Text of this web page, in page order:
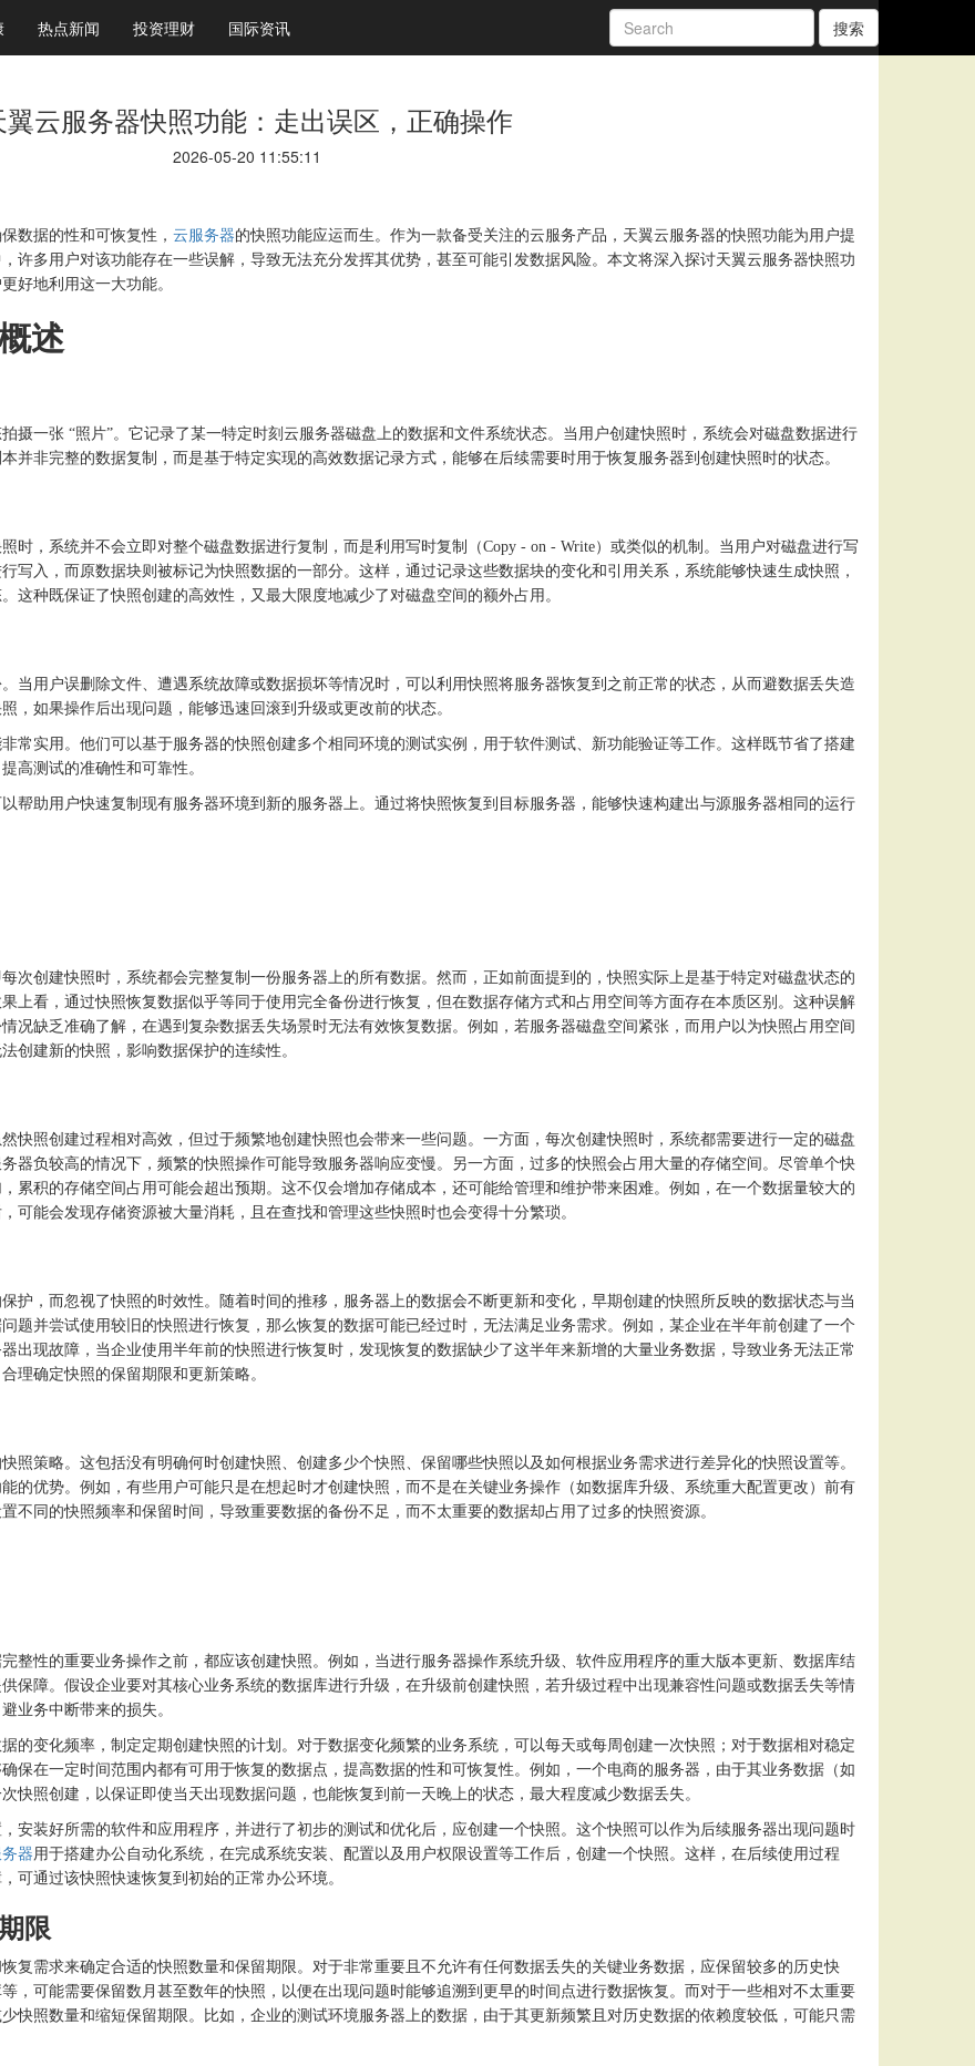
热点新闻 投资理财 国际资讯 搜索
翼云服务器快照功能：走出误区，正确操作
2026-05-20 11:55:11
数据的性和可恢复性， 云服务器的快照功能应运而生。作为一款备受关注的云服务产品，天翼云服务器的快照功能为用户提
许多用户对该功能存在一些误解，导致无法充分发挥其优势，甚至可能引发数据风险。本文将深入探讨天翼云服务器快照功
好地利用这一大功能。
述
摄一张 “照片”。它记录了某一特定时刻云服务器磁盘上的数据和文件系统状态。当用户创建快照时，系统会对磁盘数据进行
并非完整的数据复制，而是基于特定实现的高效数据记录方式，能够在后续需要时用于恢复服务器到创建快照时的状态。
时，系统并不会立即对整个磁盘数据进行复制，而是利用写时复制（Copy - on - Write）或类似的机制。当用户对磁盘进行写
写入，而原数据块则被标记为快照数据的一部分。这样，通过记录这些数据块的变化和引用关系，系统能够快速生成快照，
这种既保证了快照创建的高效性，又最大限度地减少了对磁盘空间的额外占用。
当用户误删除文件、遭遇系统故障或数据损坏等情况时，可以利用快照将服务器恢复到之前正常的状态，从而避数据丢失造
，如果操作后出现问题，能够迅速回滚到升级或更改前的状态。
常实用。他们可以基于服务器的快照创建多个相同环境的测试实例，用于软件测试、新功能验证等工作。这样既节省了搭建
高测试的准确性和可靠性。
帮助用户快速复制现有服务器环境到新的服务器上。通过将快照恢复到目标服务器，能够快速构建出与源服务器相同的运行
次创建快照时，系统都会完整复制一份服务器上的所有数据。然而，正如前面提到的，快照实际上是基于特定对磁盘状态的
上看，通过快照恢复数据似乎等同于使用完全备份进行恢复，但在数据存储方式和占用空间等方面存在本质区别。这种误解
况缺乏准确了解，在遇到复杂数据丢失场景时无法有效恢复数据。例如，若服务器磁盘空间紧张，而用户以为快照占用空间
创建新的快照，影响数据保护的连续性。
快照创建过程相对高效，但过于频繁地创建快照也会带来一些问题。一方面，每次创建快照时，系统都需要进行一定的磁盘
器负较高的情况下，频繁的快照操作可能导致服务器响应变慢。另一方面，过多的快照会占用大量的存储空间。尽管单个快
累积的存储空间占用可能会超出预期。这不仅会增加存储成本，还可能给管理和维护带来困难。例如，在一个数据量较大的
可能会发现存储资源被大量消耗，且在查找和管理这些快照时也会变得十分繁琐。
护，而忽视了快照的时效性。随着时间的推移，服务器上的数据会不断更新和变化，早期创建的快照所反映的数据状态与当
题并尝试使用较旧的快照进行恢复，那么恢复的数据可能已经过时，无法满足业务需求。例如，某企业在半年前创建了一个
出现故障，当企业使用半年前的快照进行恢复时，发现恢复的数据缺少了这半年来新增的大量业务数据，导致业务无法正常
理确定快照的保留期限和更新策略。
照策略。这包括没有明确何时创建快照、创建多少个快照、保留哪些快照以及如何根据业务需求进行差异化的快照设置等。
的优势。例如，有些用户可能只是在想起时才创建快照，而不是在关键业务操作（如数据库升级、系统重大配置更改）前有
不同的快照频率和保留时间，导致重要数据的备份不足，而不太重要的数据却占用了过多的快照资源。
整性的重要业务操作之前，都应该创建快照。例如，当进行服务器操作系统升级、软件应用程序的重大版本更新、数据库结
保障。假设企业要对其核心业务系统的数据库进行升级，在升级前创建快照，若升级过程中出现兼容性问题或数据丢失等情
业务中断带来的损失。
的变化频率，制定定期创建快照的计划。对于数据变化频繁的业务系统，可以每天或每周创建一次快照；对于数据相对稳定
保在一定时间范围内都有可用于恢复的数据点，提高数据的性和可恢复性。例如，一个电商的服务器，由于其业务数据（如
快照创建，以保证即使当天出现数据问题，也能恢复到前一天晚上的状态，最大程度减少数据丢失。
安装好所需的软件和应用程序，并进行了初步的测试和优化后，应创建一个快照。这个快照可以作为后续服务器出现问题时
器用于搭建办公自动化系统，在完成系统安装、配置以及用户权限设置等工作后，创建一个快照。这样，在后续使用过程
可通过该快照快速恢复到初始的正常办公环境。
限
复需求来确定合适的快照数量和保留期限。对于非常重要且不允许有任何数据丢失的关键业务数据，应保留较多的历史快
，可能需要保留数月甚至数年的快照，以便在出现问题时能够追溯到更早的时间点进行数据恢复。而对于一些相对不太重要
快照数量和缩短保留期限。比如，企业的测试环境服务器上的数据，由于其更新频繁且对历史数据的依赖度较低，可能只需